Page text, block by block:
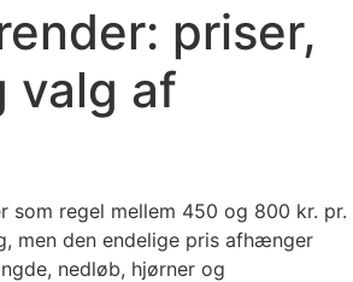
priser,
valg af
som regel mellem 450 og 800 kr. pr.
men den endelige pris afhænger
nedløb, hjørner og